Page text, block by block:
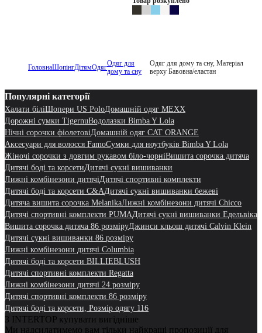
ГоловнаШопінгДітямОдягОдяг для
дому та сну
Одяг для дому та сну, Матеріал
верху Бавовна/еластан
Популярні категорії
Халати біліШопери US PoloДомашній одяг MEXX
Дорожні сумки TigernuВодолазки Bimba Y Lola
Нічні сорочки фіолетовіДомашній одяг CAT ORANGE
Аксесуари для волосся FamoСумки для ноутбуків Bimba Y Lola
Жіночі сорочки з довгим рукавом біло-чорніВишита сорочка дитяча
Дитячі боді та корсетиДитячі сукні вишиванки
Лижні комбінезони дитячіДитячі спортивні комплекти
Дитячі боді та корсети C&AДитячі сукні вишиванки бежеві
Дитяча вишита сорочка MelanikaЛижні комбінезони дитячі Chicco
Дитячі спортивні комплекти PUMAДитячі сукні вишиванки Едельвіка
Вишита сорочка дитяча 86 розміруДжинси кльош дитячі Calvin Klein
Дитячі сукні вишиванки 86 розміру
Лижні комбінезони дитячі Columbia
Дитячі боді та корсети BILLIEBLUSH
Дитячі спортивні комплекти Regatta
Лижні комбінезони дитячі 24 розміру
Дитячі спортивні комплекти 86 розміру
Дитячі боді та корсети, Розмір одягу 116
З INTERTOP купувати вигідніше
Ми надсилатимемо вам тільки найкращі пропозиції для